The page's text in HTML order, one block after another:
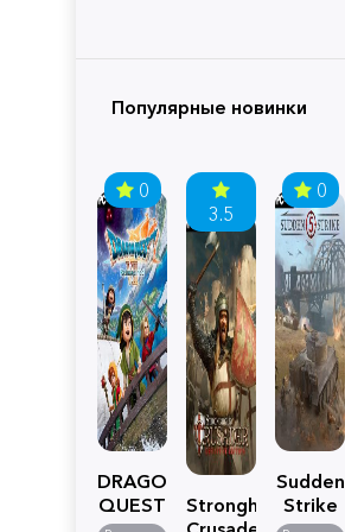
Популярные новинки
0
DRAGON
QUEST
3.5
Stronghold
0
Sudden
Strike